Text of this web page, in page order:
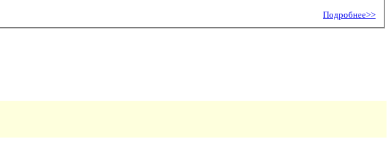
Подробнее>>